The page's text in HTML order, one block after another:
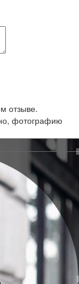
отзыве.
фотографию